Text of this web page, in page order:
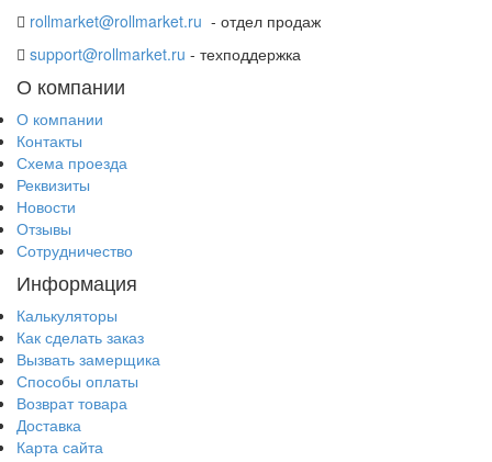
rollmarket@rollmarket.ru - отдел продаж
support@rollmarket.ru - техподдержка
О компании
О компании
Контакты
Схема проезда
Реквизиты
Новости
Отзывы
Сотрудничество
Информация
Калькуляторы
Как сделать заказ
Вызвать замерщика
Способы оплаты
Возврат товара
Доставка
Карта сайта